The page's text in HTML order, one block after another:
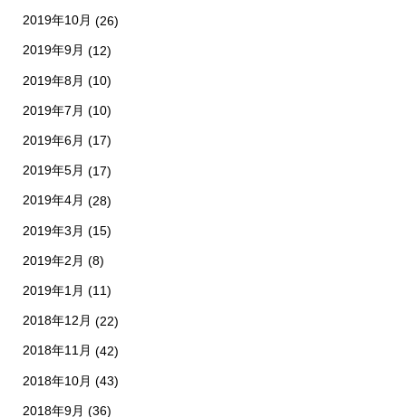
2019年10月 (26)
2019年9月 (12)
2019年8月 (10)
2019年7月 (10)
2019年6月 (17)
2019年5月 (17)
2019年4月 (28)
2019年3月 (15)
2019年2月 (8)
2019年1月 (11)
2018年12月 (22)
2018年11月 (42)
2018年10月 (43)
2018年9月 (36)